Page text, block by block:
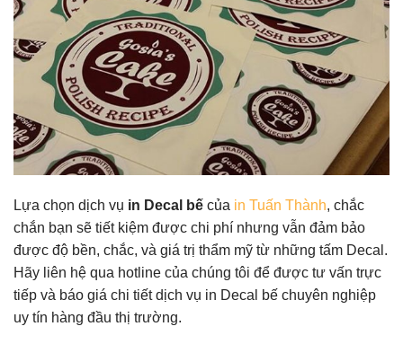
Lựa chọn dịch vụ in Decal bế của in Tuấn Thành, chắc
chắn bạn sẽ tiết kiệm được chi phí nhưng vẫn đảm bảo
được độ bền, chắc, và giá trị thẩm mỹ từ những tấm Decal.
Hãy liên hệ qua hotline của chúng tôi để được tư vấn trực
tiếp và báo giá chi tiết dịch vụ in Decal bế chuyên nghiệp
uy tín hàng đầu thị trường.